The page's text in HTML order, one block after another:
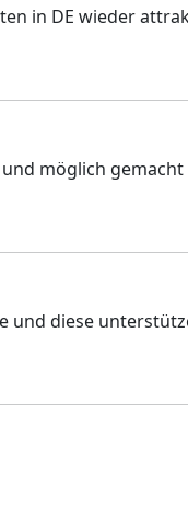
in DE wieder
möglich
und diese